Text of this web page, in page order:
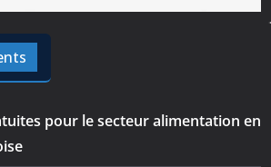
pour le secteur alimentation en